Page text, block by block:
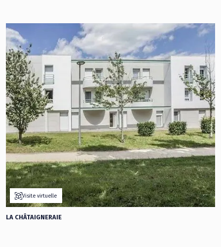
Visite virtuelle
LA CHÂTAIGNERAIE